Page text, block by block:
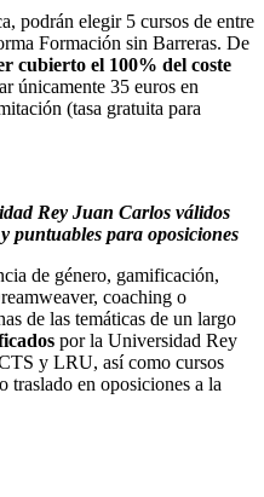
podrán elegir 5 cursos de entre
Formación sin Barreras. De
cubierto el 100% del coste
únicamente 35 euros en
(tasa gratuita para
Rey Juan Carlos válidos
puntuables para oposiciones
de género, gamificación,
coaching o
de las temáticas de un largo
por la Universidad Rey
y LRU, así como cursos
traslado en oposiciones a la